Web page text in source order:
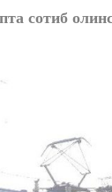
сотиб